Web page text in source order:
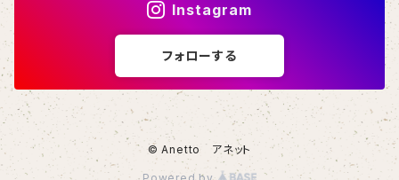
Instagram
フォローする
© Anetto アネット